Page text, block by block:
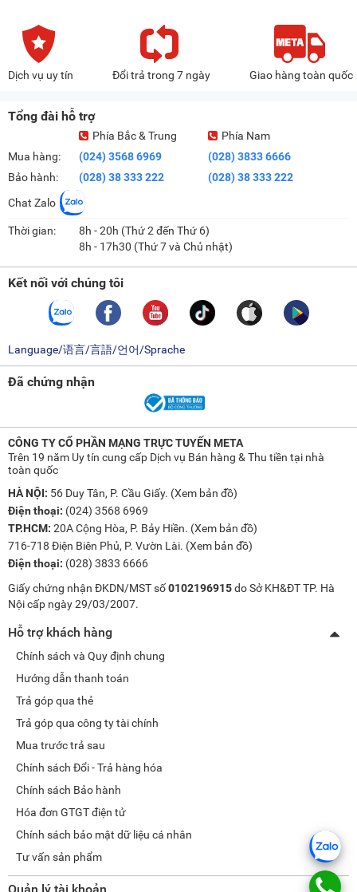
Dịch vụ uy tín Đổi trả trong 7 ngày Giao hàng toàn quốc
Tổng đài hỗ trợ
Mua hàng:
Bảo hành:
Phía Bắc & Trung
(024) 3568 6969
(028) 38 333 222
Phía Nam
(028) 3833 6666
(028) 38 333 222
Chat Zalo
Thời gian:
8h - 20h (Thứ 2 đến Thứ 6)
8h - 17h30 (Thứ 7 và Chủ nhật)
Kết nối với chúng tôi
Language/语言/言語/언어/Sprache
Đã chứng nhận
CÔNG TY CỔ PHẦN MẠNG TRỰC TUYẾN META
Trên 19 năm Uy tín cung cấp Dịch vụ Bán hàng & Thu tiền tại nhà
toàn quốc
HÀ NỘI: 56 Duy Tân, P. Cầu Giấy. (Xem bản đồ)
Điện thoại: (024) 3568 6969
TP.HCM: 20A Cộng Hòa, P. Bảy Hiền. (Xem bản đồ)
716-718 Điện Biên Phủ, P. Vườn Lài. (Xem bản đồ)
Điện thoại: (028) 3833 6666
Giấy chứng nhận ĐKDN/MST số0102196915do Sở KH&ĐT TP. Hà
Nội cấp ngày 29/03/2007.
Hỗ trợ khách hàng
Chính sách và Quy định chung
Hướng dẫn thanh toán
Trả góp qua thẻ
Trả góp qua công ty tài chính
Mua trước trả sau
Chính sách Đổi - Trả hàng hóa
Chính sách Bảo hành
Hóa đơn GTGT điện tử
Chính sách bảo mật dữ liệu cá nhân
Tư vấn sản phẩm